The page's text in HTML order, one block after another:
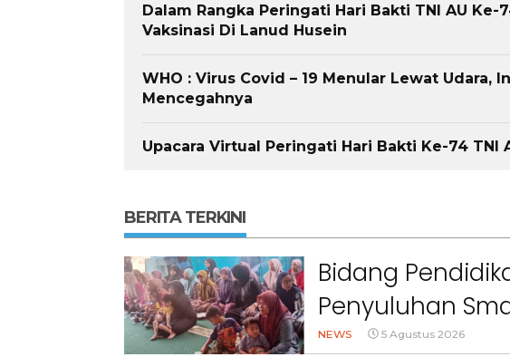
Dalam Rangka Peringati Hari Bakti TNI AU Ke-
Vaksinasi Di Lanud Husein
WHO : Virus Covid – 19 Menular Lewat Udara,
Mencegahnya
Upacara Virtual Peringati Hari Bakti Ke-74 TNI
BERITA TERKINI
Bidang
Penyuluhan
Cihanjuang KBB
NEWS 5 Agustus 2026